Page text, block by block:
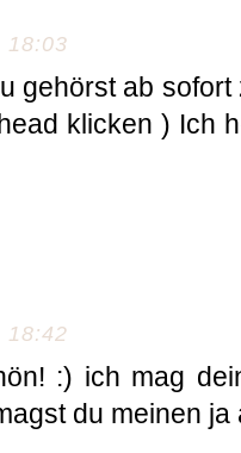
18:03
gehörst ab
klicken ) Ich
18:42
:) ich mag
du meinen ja